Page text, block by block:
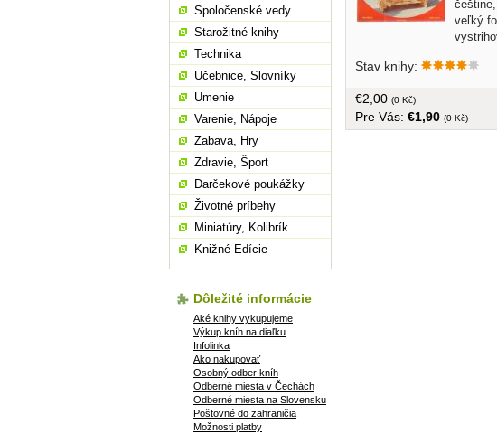
češtine,
veľký
Stav knihy:
€2,00 (0 Kč)
Pre Vás: €1,90 (0 Kč)
Spoločenské vedy
Starožitné knihy
Technika
Učebnice, Slovníky
Umenie
Varenie, Nápoje
Zabava, Hry
Zdravie, Šport
Darčekové poukážky
Životné príbehy
Miniatúry, Kolibrík
Knižné Edície
Dôležité informácie
Aké knihy vykupujeme
Výkup kníh na diaľku
Infolinka
Ako nakupovať
Osobný odber kníh
Odberné miesta v Čechách
Odberné miesta na Slovensku
Poštovné do zahraničia
Možnosti platby